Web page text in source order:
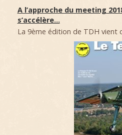
A l’approche du meeting
s’accélère…
La 9ème édition de TDH vient